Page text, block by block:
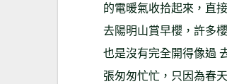
的電暖氣收拾起來，直
去陽明山賞早櫻，許多
也是沒有完全開得像過
張匆匆忙忙，只因為春